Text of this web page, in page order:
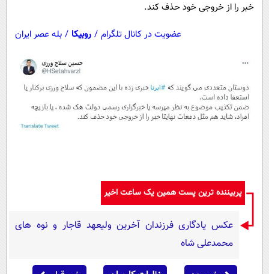
خبر را از خروجی خود حذف کند.
عضویت در کانال تلگرام / روبیکا / بله عصر ایران
پربیننده ترین پست همین یک ساعت اخیر
عکس یادگاری فرزندان آخرین ولیعهد قاجار و نوه های
محمدعلی شاه